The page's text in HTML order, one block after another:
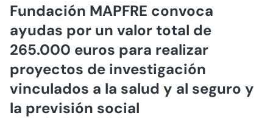
Fundación MAPFRE convoca
ayudas por un valor total de
265.000 euros para realizar
proyectos de investigación
vinculados a la salud y al seguro y
la previsión social